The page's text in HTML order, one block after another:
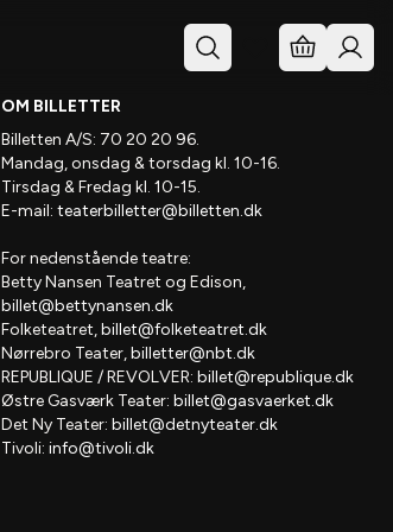
OM BILLETTER
Billetten A/S: 70 20 20 96.
Mandag, onsdag & torsdag kl. 10-16.
Tirsdag & Fredag kl. 10-15.
E-mail: teaterbilletter@billetten.dk
For nedenstående teatre:
Betty Nansen Teatret og Edison,
billet@bettynansen.dk
Folketeatret,billet@folketeatret.dk
Nørrebro Teater,billetter@nbt.dk
REPUBLIQUE / REVOLVER: billet@republique.dk
Østre Gasværk Teater: billet@gasvaerket.dk
Det Ny Teater: billet@detnyteater.dk
Tivoli: info@tivoli.dk